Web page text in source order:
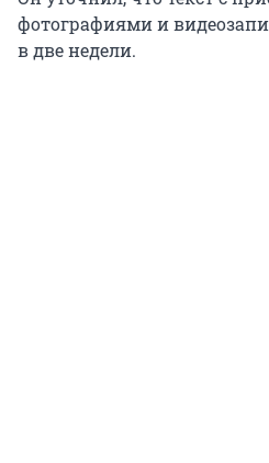
фотографиями и
в две недели.